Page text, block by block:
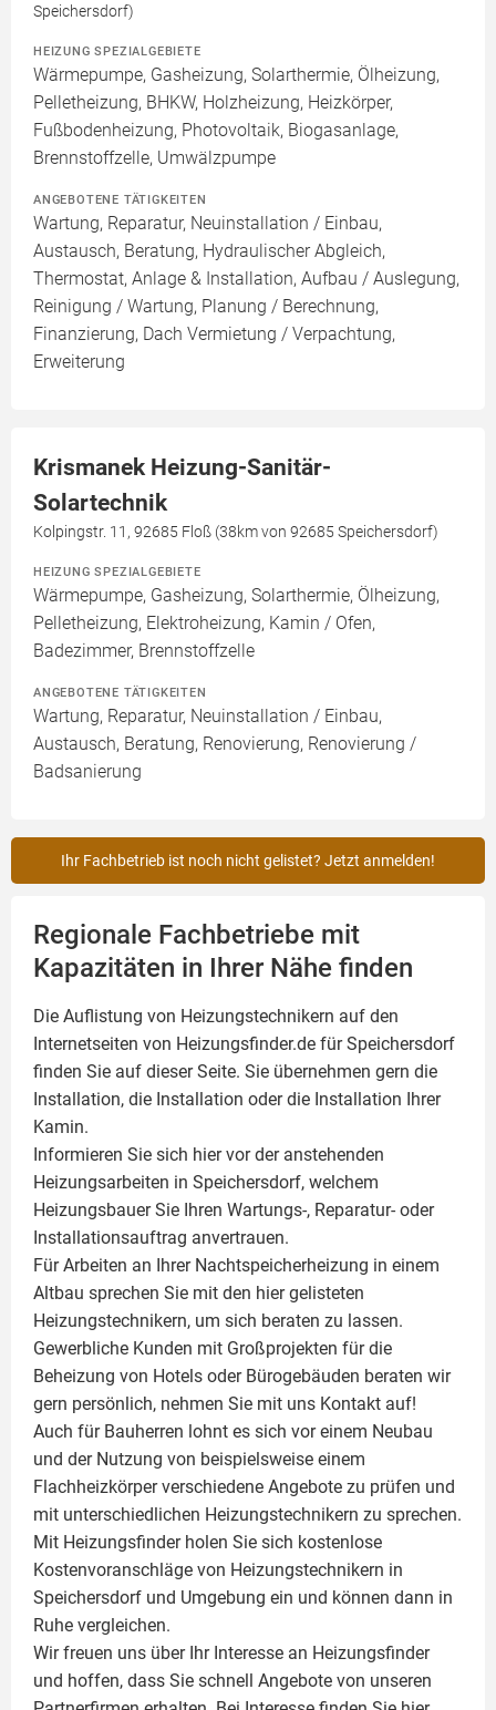
Speichersdorf)
HEIZUNG SPEZIALGEBIETE
Wärmepumpe, Gasheizung, Solarthermie, Ölheizung,
Pelletheizung, BHKW, Holzheizung, Heizkörper,
Fußbodenheizung, Photovoltaik, Biogasanlage,
Brennstoffzelle, Umwälzpumpe
ANGEBOTENE TÄTIGKEITEN
Wartung, Reparatur, Neuinstallation / Einbau,
Austausch, Beratung, Hydraulischer Abgleich,
Thermostat, Anlage & Installation, Aufbau / Auslegung,
Reinigung / Wartung, Planung / Berechnung,
Finanzierung, Dach Vermietung / Verpachtung,
Erweiterung
Krismanek Heizung-Sanitär-
Solartechnik
Kolpingstr. 11, 92685 Floß (38km von 92685 Speichersdorf)
HEIZUNG SPEZIALGEBIETE
Wärmepumpe, Gasheizung, Solarthermie, Ölheizung,
Pelletheizung, Elektroheizung, Kamin / Ofen,
Badezimmer, Brennstoffzelle
ANGEBOTENE TÄTIGKEITEN
Wartung, Reparatur, Neuinstallation / Einbau,
Austausch, Beratung, Renovierung, Renovierung /
Badsanierung
Ihr Fachbetrieb ist noch nicht gelistet? Jetzt anmelden!
Regionale Fachbetriebe mit
Kapazitäten in Ihrer Nähe finden
Die Auflistung von Heizungstechnikern auf den
Internetseiten von Heizungsfinder.de für Speichersdorf
finden Sie auf dieser Seite. Sie übernehmen gern die
Installation, die Installation oder die Installation Ihrer
Kamin.
Informieren Sie sich hier vor der anstehenden
Heizungsarbeiten in Speichersdorf, welchem
Heizungsbauer Sie Ihren Wartungs-, Reparatur- oder
Installationsauftrag anvertrauen.
Für Arbeiten an Ihrer Nachtspeicherheizung in einem
Altbau sprechen Sie mit den hier gelisteten
Heizungstechnikern, um sich beraten zu lassen.
Gewerbliche Kunden mit Großprojekten für die
Beheizung von Hotels oder Bürogebäuden beraten wir
gern persönlich, nehmen Sie mit uns Kontakt auf!
Auch für Bauherren lohnt es sich vor einem Neubau
und der Nutzung von beispielsweise einem
Flachheizkörperverschiedene Angebote zu prüfen und
mit unterschiedlichen Heizungstechnikern zu sprechen.
Mit Heizungsfinder holen Sie sich kostenlose
Kostenvoranschläge von Heizungstechnikern in
Speichersdorf und Umgebung ein und können dann in
Ruhe vergleichen.
Wir freuen uns über Ihr Interesse an Heizungsfinder
und hoffen, dass Sie schnell Angebote von unseren